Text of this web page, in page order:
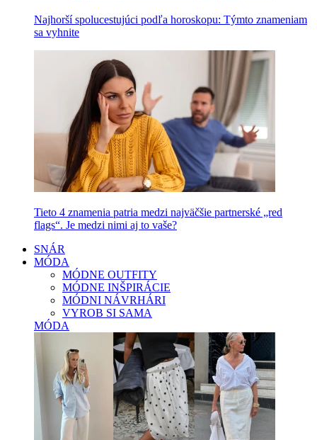
Najhorší spolucestujúci podľa horoskopu: Týmto znameniam
sa vyhnite
Tieto 4 znamenia patria medzi najväčšie partnerské „red
flags“. Je medzi nimi aj to vaše?
SNÁR
MÓDA
MÓDNE OUTFITY
MÓDNE INŠPIRÁCIE
MÓDNI NÁVRHÁRI
VYROB SI SAMA
MÓDA